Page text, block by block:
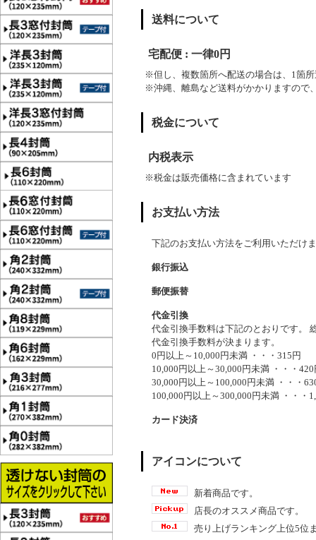
送料について
宅配便 : 一律0円
※但し、複数箇所へ配送の場合は、1箇
※沖縄、離島など送料がかかりますので
税金について
内税表示
※税金は販売価格に含まれています
お支払い方法
下記のお支払い方法をご利用いただけ
銀行振込
郵便振替
代金引換
代金引換手数料は下記のとおりです。
代金引換手数料が決まります。
0円以上～10,000円未満 ・・・315円
10,000円以上～30,000円未満 ・・・420
30,000円以上～100,000円未満 ・・・
100,000円以上～300,000円未満 ・・・
カード決済
アイコンについて
新着商品です。
店長のオススメ商品です。
売り上げランキング上位5位